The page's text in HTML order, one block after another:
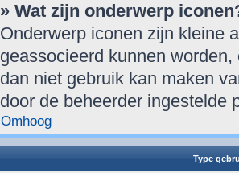
» Wat zijn onderwerp
Onderwerp iconen zijn kleine
geassocieerd kunnen
dan niet gebruik kan maken
door de beheerder ingestelde
Omhoog
Type